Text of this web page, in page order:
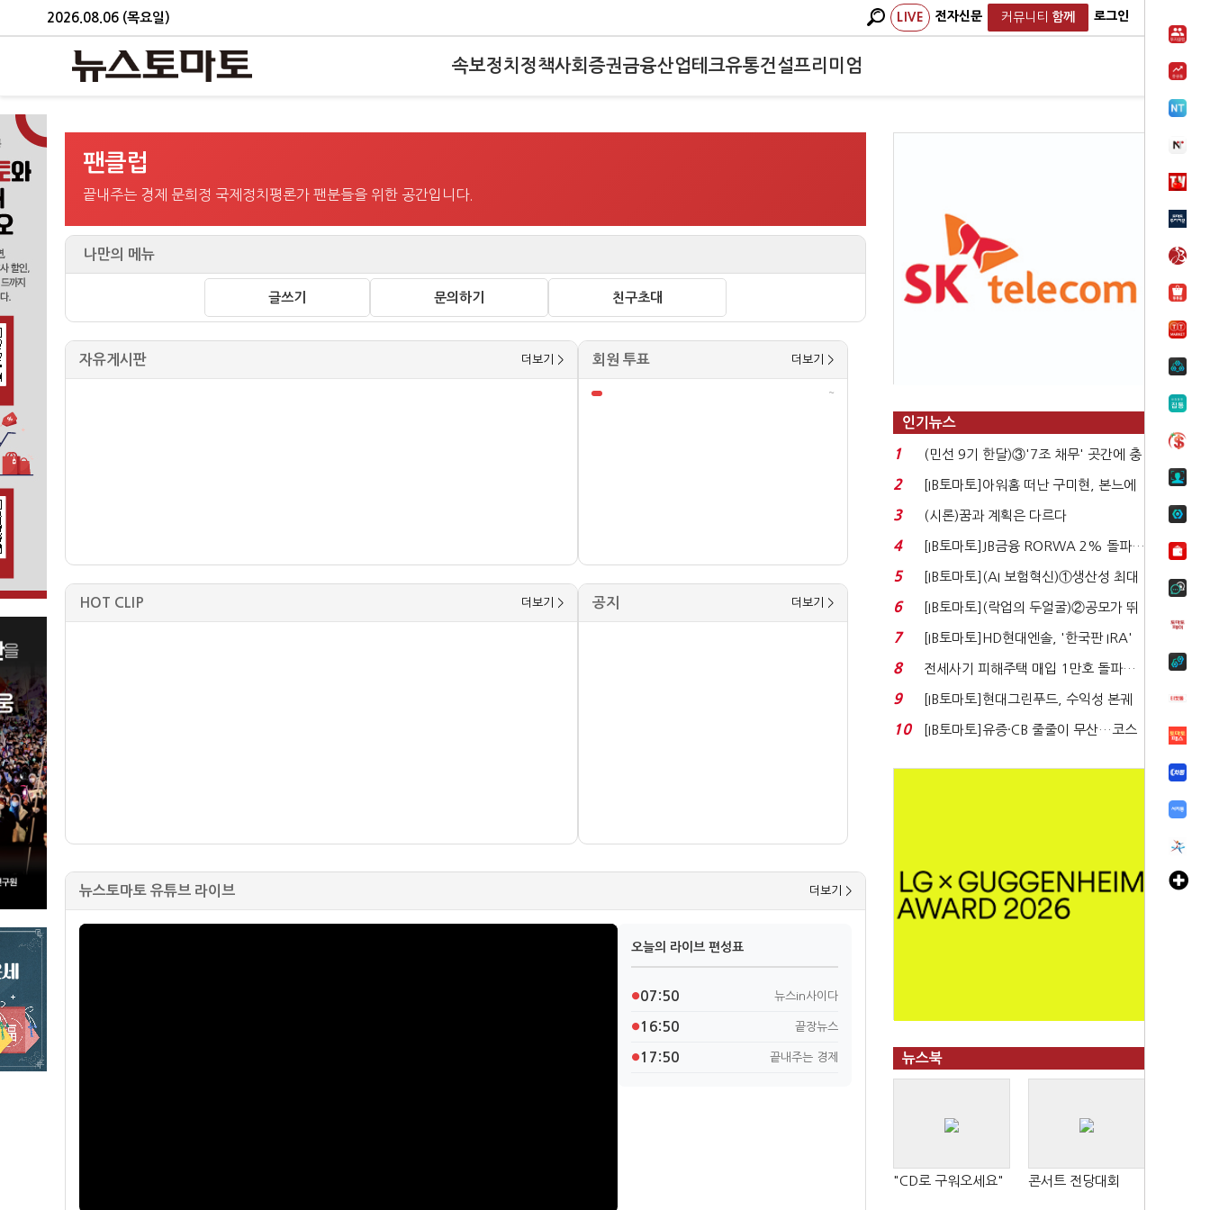
2026.08.06 (목요일) LIVE 전자신문 커뮤니티 함께 로그인
속보정치 정책사회 증권금융산업테크유통건설프리미엄
팬클럽
끝내주는 경제 문희정 국제정치평론가 팬분들을 위한 공간입니다.
나만의 메뉴
글쓰기 문의하기 친구초대
자유게시판 더보기 >
HOT CLIP 더보기 >
회원 투표 더보기 >
~
공지 더보기 >
뉴스토마토 유튜브 라이브 더보기 >
오늘의 라이브 편성표
●07:50 뉴스in사이다
●16:50 끝장뉴스
●17:50 끝내주는 경제
인기뉴스
1
(민선 9기 한달)③'7조 채무' 곳간에 충
격…추미애, 20년...
2
[IB토마토]아워홈 떠난 구미현, 본느에
340억 베팅…가...
3 (시론)꿈과 계획은 다르다
4
[IB토마토]JB금융 RORWA 2% 돌파…
실적 견인은 은행 ...
5
[IB토마토](AI 보험혁신)①생산성 최대
80% 개선…현실...
6
[IB토마토](락업의 두얼굴)②공모가 뛰
자 첫날 매도…FI ...
7
[IB토마토]HD현대엔솔, '한국판 IRA'
수혜 부상…세액공...
8
전세사기 피해주택 매입 1만호 돌파…
누적 피해자 4만2...
9
[IB토마토]현대그린푸드, 수익성 본궤
도…실적 개선에 ...
10
[IB토마토]유증·CB 줄줄이 무산…코스
뉴스북
"CD로 구워오세요" 콘서트 전당대회